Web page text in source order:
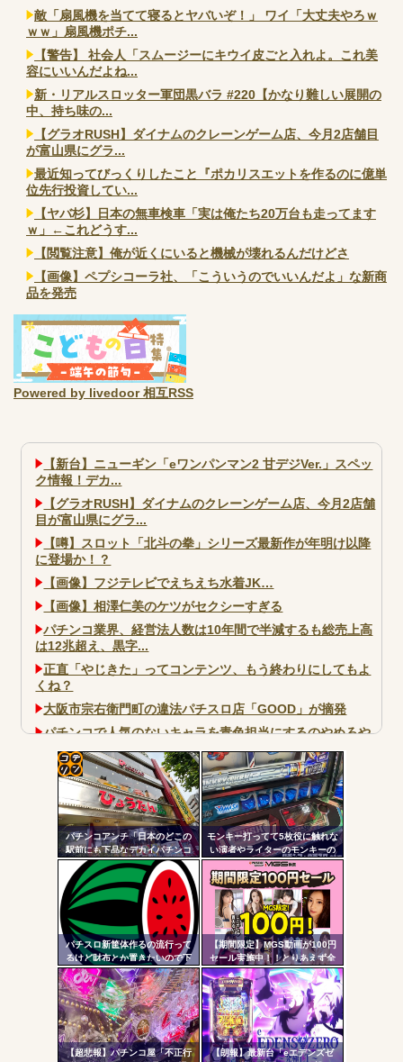
敵「扇風機を当てて寝るとヤバいぞ！」 ワイ「大丈夫やろｗ
ｗｗ」扇風機ポチ...
【警告】 社会人「スムージーにキウイ皮ごと入れよ。これ美
容にいいんだよね...
新・リアルスロッター軍団黒バラ #220【かなり難しい展開の
中、持ち味の...
【グラオRUSH】ダイナムのクレーンゲーム店、今月2店舗目
が富山県にグラ...
最近知ってびっくりしたこと『ポカリスエットを作るのに億単
位先行投資してい...
【ヤバ杉】日本の無車検車「実は俺たち20万台も走ってます
ｗ」←これどうす...
【閲覧注意】俺が近くにいると機械が壊れるんだけどさ
【画像】ペプシコーラ社、「こういうのでいいんだよ」な新商
品を発売
Powered by livedoor 相互RSS
【新台】ニューギン「eワンパンマン2 甘デジVer.」スペッ
ク情報！デカ...
【グラオRUSH】ダイナムのクレーンゲーム店、今月2店舗
目が富山県にグラ...
【噂】スロット「北斗の拳」シリーズ最新作が年明け以降
に登場か！？
【画像】フジテレビでえちえち水着JK…
【画像】相澤仁美のケツがセクシーすぎる
パチンコ業界、経営法人数は10年間で半減するも総売上高
は12兆超え、黒字...
正直「やじきた」ってコンテンツ、もう終わりにしてもよ
くね？
大阪市宗右衛門町の違法パチスロ店「GOOD」が摘発
パチンコで人気のないキャラを青色担当にするのやめろや
ワイ、パチンコ屋店員の目の前で会員カードを握り潰し
「今までありがとう」と...
無職のパチンコカス(22)なんやが、ワイの人生どれくらい
ヤバいか教えて？...
AngelBeats!とかいうクソアニメの思い出ｗｗｗ
Powered by livedoor 相互RSS
パチンコアンチ「日本のどこの
駅前にも下品なデカイパチンコ
屋があって恥ずかしい」
モンキー打ってて5枚役に触れな
い演者やライターのモンキーの
講釈とか薄寒いだけだよな
パチスロ新筐体作るの流行って
るけど財布とか置きたいので下
皿とか今まで通りがいいわ
【期間限定】MGS動画が100円
セール実施中！！とりあえず全
部買うやろｗｗｗｗｗ
【超悲報】パチンコ屋「不正行
【朗報】最新台「eエデンズゼ
コテ
リン
- 固
定リ
ンク
更新
ツー
ル